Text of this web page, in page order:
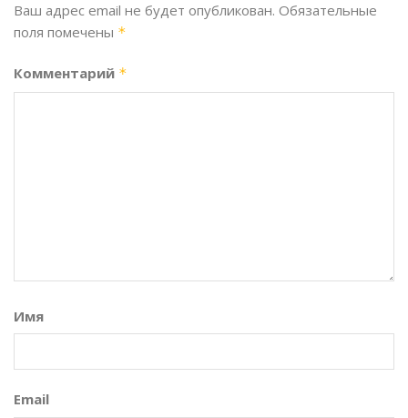
Ваш адрес email не будет опубликован. Обязательные
поля помечены *
Комментарий *
Имя
Email